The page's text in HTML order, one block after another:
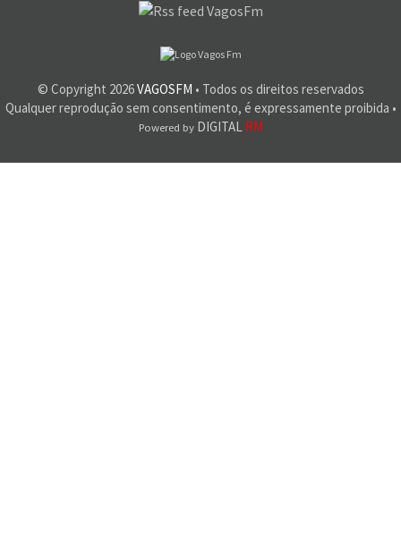
© Copyright 2026VAGOSFM • Todos os direitos reservados
Qualquer reprodução sem consentimento, é expressamente proibida •
Powered byDIGITAL RM